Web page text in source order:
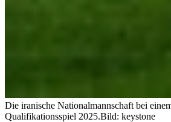
Die iranische Nationalmannschaft bei
Qualifikationsspiel 2025.Bild: keystone